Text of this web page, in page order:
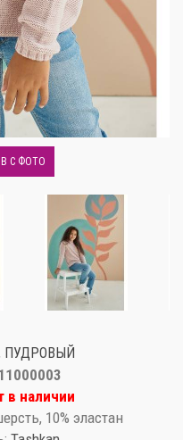
С ФОТО
в наличии
10% эластан